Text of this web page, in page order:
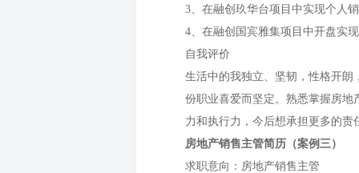
3、在融创玖华台项目中实现个人
4、在融创国宾雅集项目中开盘实
自我评价
生活中的我独立、坚韧，性格开
份职业喜爱而坚定。熟悉掌握房
力和执行力，今后想承担更多的责
房地产销售主管简历（案例三）
求职意向：房地产销售主管